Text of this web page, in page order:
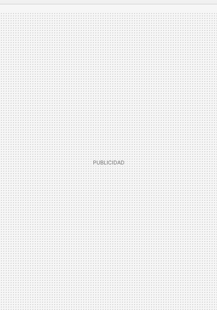
FACEBOOK
TWITTERFLIPBOARD
E-
MAIL
WHATSAPP